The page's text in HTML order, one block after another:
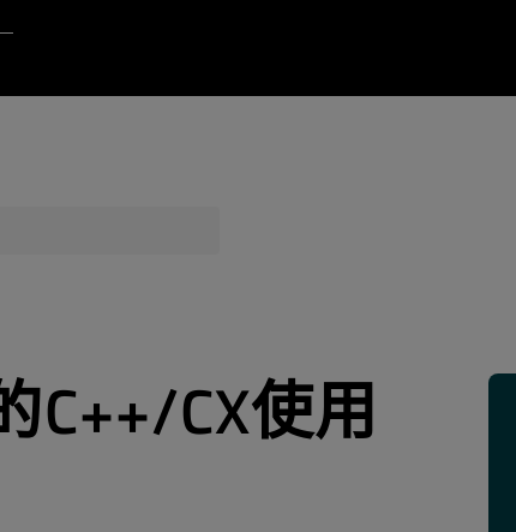
C++/CX使用